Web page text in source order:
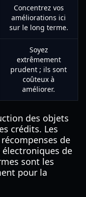
Concentrez vos
améliorations ici
sur le long terme.
Soyez
extrêmement
prudent ; ils sont
coûteux à
améliorer.
des objets
crédits. Les
de
de
sont les
pour la